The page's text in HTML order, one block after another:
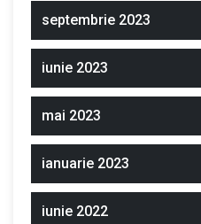
septembrie 2023
iunie 2023
mai 2023
ianuarie 2023
iunie 2022